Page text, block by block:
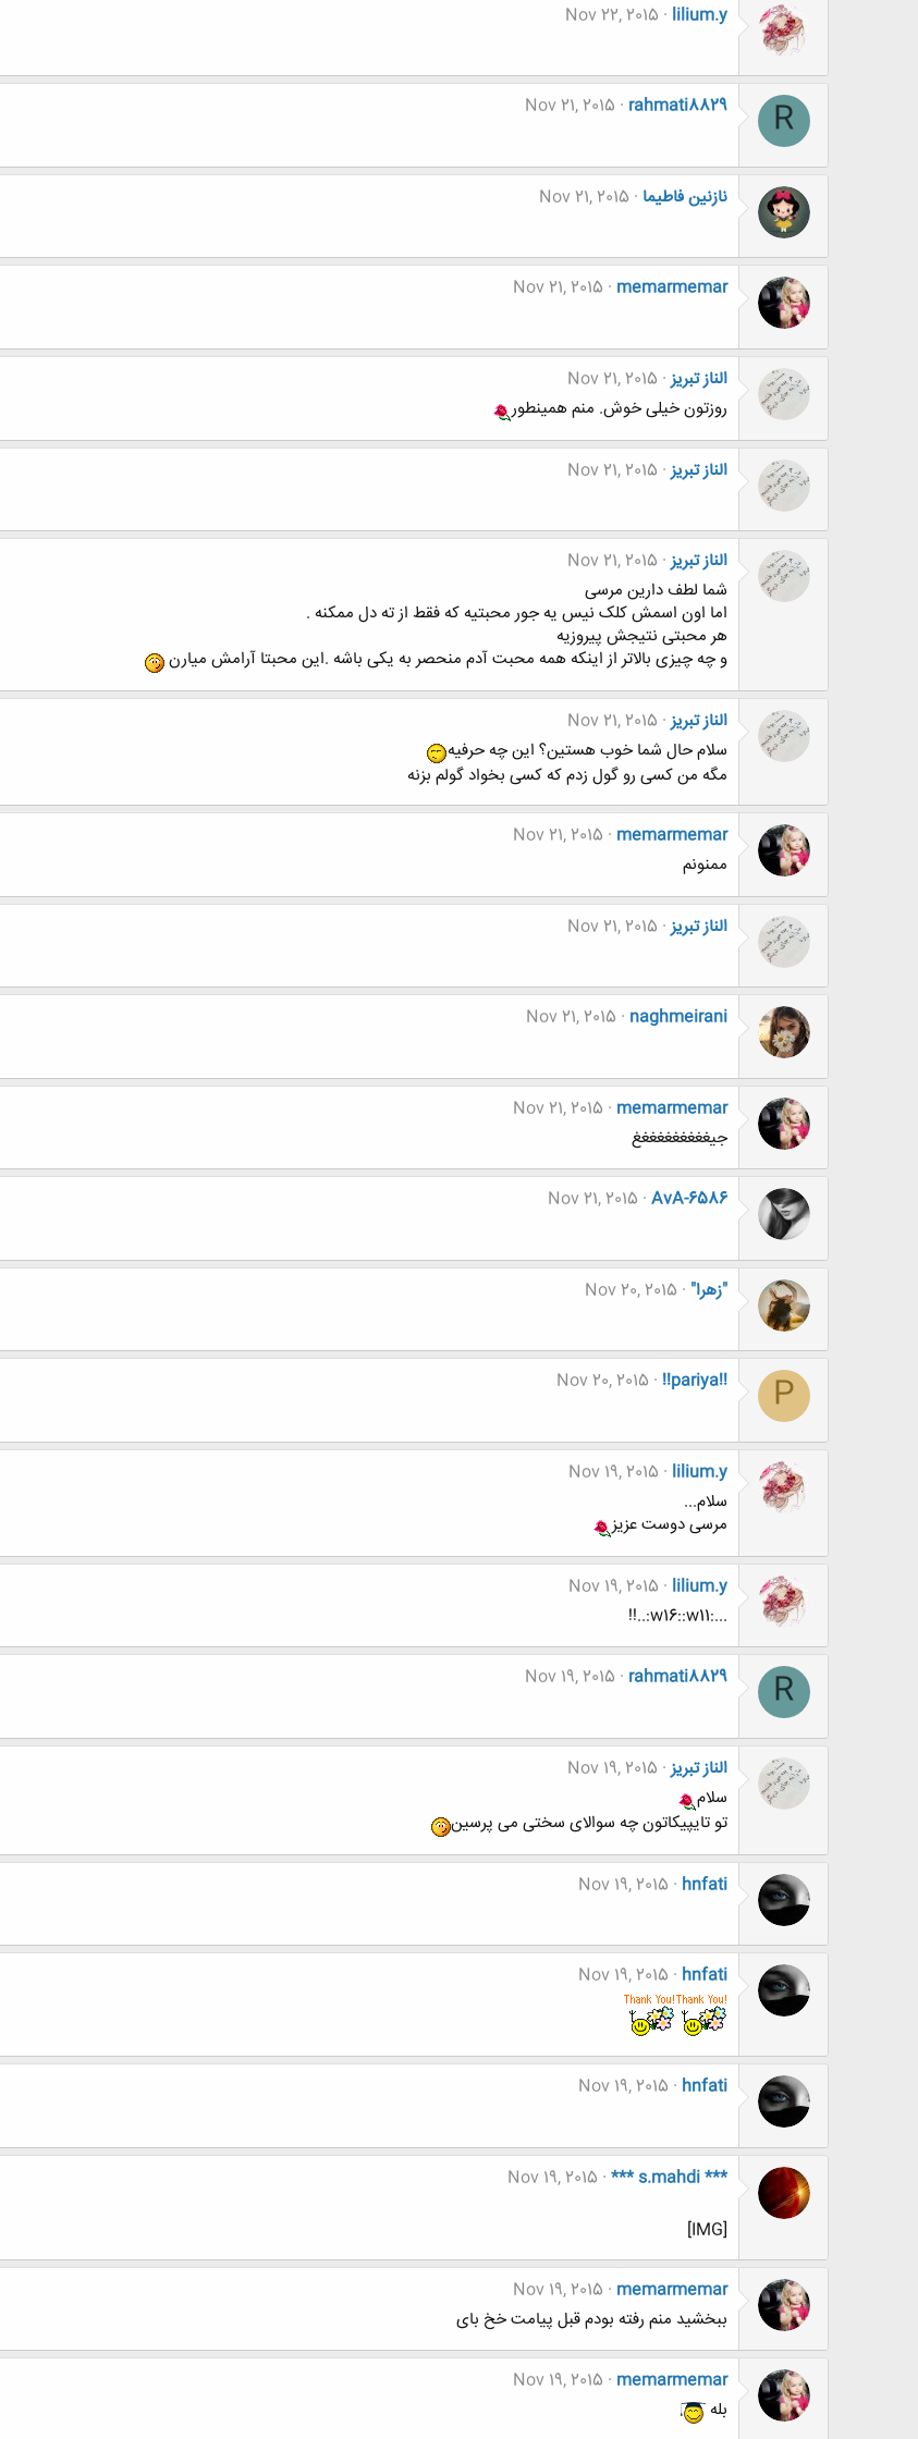
lilium.y
Nov 22, 2015
R
rahmati8829
Nov 21, 2015
نازنین فاطیما Nov 21, 2015
memarmemar
Nov 21, 2015
الناز تبریز Nov 21, 2015
روزتون خیلی خوش. منم همینطور
الناز تبریز Nov 21, 2015
الناز تبریز Nov 21, 2015
شما لطف دارین مرسی
اما اون اسمش کلک نیس یه جور محبتیه که فقط از ته دل ممکنه .
هر محبتی نتیجش پیروزیه
و چه چیزی بالاتر از اینکه همه محبت آدم منحصر به یکی باشه .این محبتا آرامش میارن
الناز تبریز Nov 21, 2015
سلام حال شما خوب هستین؟ این چه حرفیه
مگه من کسی رو گول زدم که کسی بخواد گولم بزنه
memarmemar
Nov 21, 2015
ممنونم
الناز تبریز Nov 21, 2015
naghmeirani
Nov 21, 2015
memarmemar
Nov 21, 2015
جیغغغغغغغغغغ
AvA-6586
Nov 21, 2015
"زهرا" Nov 20, 2015
P
!!pariya!!
Nov 20, 2015
lilium.y
Nov 19, 2015
سلام...
مرسی دوست عزیز
lilium.y
Nov 19, 2015
...:w16::w11:..!!
R
rahmati8829
Nov 19, 2015
الناز تبریز Nov 19, 2015
سلام
تو تایپیکاتون چه سوالای سختی می پرسین
hnfati
Nov 19, 2015
hnfati
Nov 19, 2015
hnfati
Nov 19, 2015
*** s.mahdi ***
Nov 19, 2015
[IMG]
memarmemar
Nov 19, 2015
ببخشید منم رفته بودم قبل پیامت خخ بای
memarmemar
Nov 19, 2015
بله